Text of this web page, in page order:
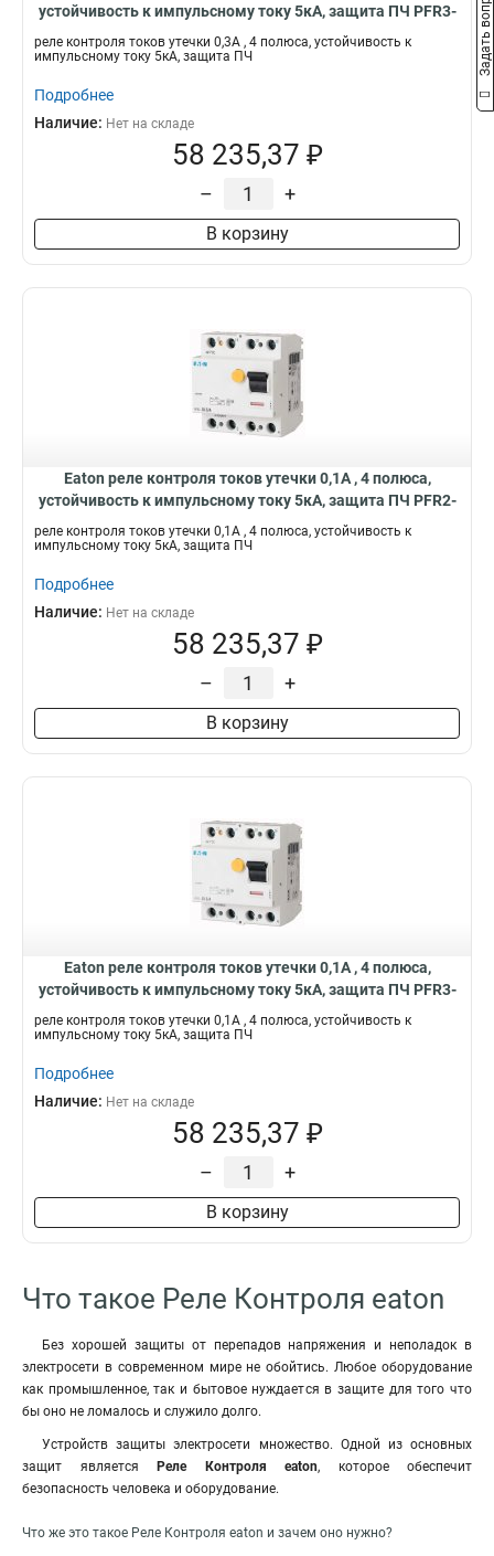
устойчивость к импульсному току 5кА, защита ПЧ PFR3-
03-U
реле контроля токов утечки 0,3А , 4 полюса, устойчивость к
импульсному току 5кА, защита ПЧ
Подробнее
Наличие: Нет на складе
58 235,37 ₽
– +
В корзину
Eaton реле контроля токов утечки 0,1А , 4 полюса,
устойчивость к импульсному току 5кА, защита ПЧ PFR2-
1-U
реле контроля токов утечки 0,1А , 4 полюса, устойчивость к
импульсному току 5кА, защита ПЧ
Подробнее
Наличие: Нет на складе
58 235,37 ₽
– +
В корзину
Eaton реле контроля токов утечки 0,1А , 4 полюса,
устойчивость к импульсному току 5кА, защита ПЧ PFR3-
1-U
реле контроля токов утечки 0,1А , 4 полюса, устойчивость к
импульсному току 5кА, защита ПЧ
Подробнее
Наличие: Нет на складе
58 235,37 ₽
– +
В корзину
Что такое Реле Контроля eaton
Без хорошей защиты от перепадов напряжения и неполадок в
электросети в современном мире не обойтись. Любое оборудование
как промышленное, так и бытовое нуждается в защите для того что
бы оно не ломалось и служило долго.
Устройств защиты электросети множество. Одной из основных
защит является
Реле Контроля eaton, которое обеспечит
безопасность человека и оборудование.
Что же это такое Реле Контроля eaton и зачем оно нужно?
Задать вопрос